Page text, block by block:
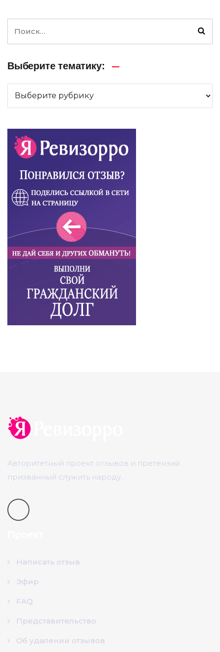
Выберите тематику:
Авторитетный проект отзывов и претензий
призванный служить народу.
Написать отзыв
Эфир
FAQ
Представительство
Об удалении отзывов